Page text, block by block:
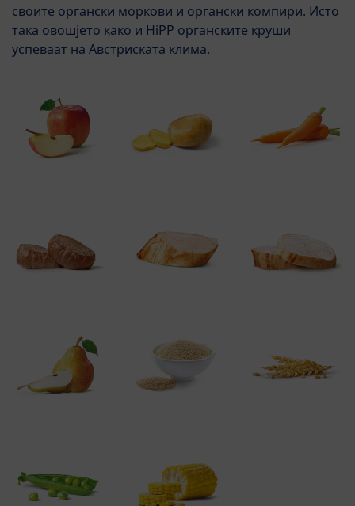
своите органски моркови и органски компири. Исто
така овошјето како и HiPP органските круши
успеваат на Австриската клима.